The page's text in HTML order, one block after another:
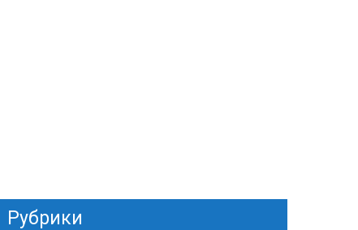
Рубрики